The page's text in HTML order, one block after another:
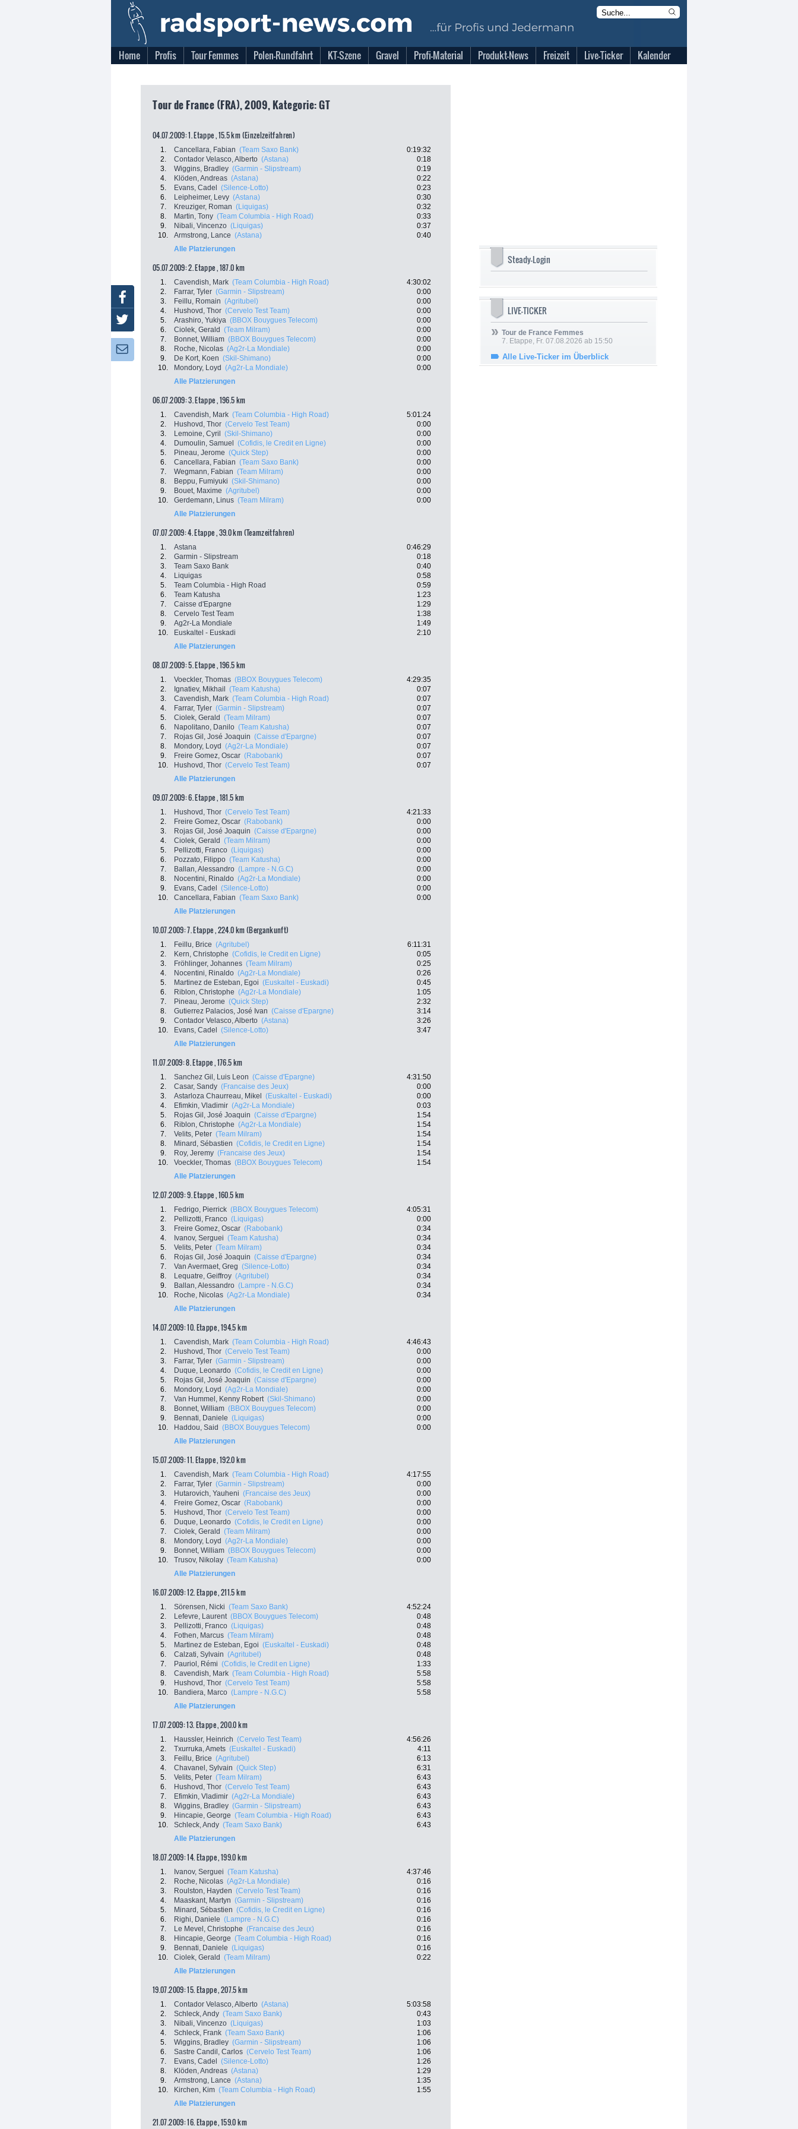
Home Profis Tour Femmes Polen-Rundfahrt KT-Szene Gravel Profi-Material Produkt-News Freizeit Live-Ticker Kalender
Tour de France (FRA), 2009, Kategorie: GT
04.07.2009: 1. Etappe , 15.5 km (Einzelzeitfahren)
1. Cancellara, Fabian (Team Saxo Bank)
0:19:32
2.
Contador Velasco, Alberto (Astana)
0:18
3.
Wiggins, Bradley (Garmin - Slipstream)
0:19
4.
Klöden, Andreas (Astana)
0:22
5.
Evans, Cadel (Silence-Lotto)
0:23
6.
Leipheimer, Levy (Astana)
0:30
7.
Kreuziger, Roman (Liquigas)
0:32
8.
Martin, Tony (Team Columbia - High Road)
0:33
9.
Nibali, Vincenzo (Liquigas)
0:37
10.
Armstrong, Lance (Astana)
0:40
Alle Platzierungen
05.07.2009: 2. Etappe , 187.0 km
1. Cavendish, Mark (Team Columbia - High Road)
4:30:02
2.
Farrar, Tyler (Garmin - Slipstream)
0:00
3.
Feillu, Romain (Agritubel)
0:00
4.
Hushovd, Thor (Cervelo Test Team)
0:00
5.
Arashiro, Yukiya (BBOX Bouygues Telecom)
0:00
6.
Ciolek, Gerald (Team Milram)
0:00
7.
Bonnet, William (BBOX Bouygues Telecom)
0:00
8.
Roche, Nicolas (Ag2r-La Mondiale)
0:00
9.
De Kort, Koen (Skil-Shimano)
0:00
10.
Mondory, Loyd (Ag2r-La Mondiale)
0:00
Alle Platzierungen
06.07.2009: 3. Etappe , 196.5 km
1. Cavendish, Mark (Team Columbia - High Road)
5:01:24
2.
Hushovd, Thor (Cervelo Test Team)
0:00
3.
Lemoine, Cyril (Skil-Shimano)
0:00
4.
Dumoulin, Samuel (Cofidis, le Credit en Ligne)
0:00
5.
Pineau, Jerome (Quick Step)
0:00
6.
Cancellara, Fabian (Team Saxo Bank)
0:00
7.
Wegmann, Fabian (Team Milram)
0:00
8.
Beppu, Fumiyuki (Skil-Shimano)
0:00
9.
Bouet, Maxime (Agritubel)
0:00
10.
Gerdemann, Linus (Team Milram)
0:00
Alle Platzierungen
07.07.2009: 4. Etappe , 39.0 km (Teamzeitfahren)
1. Astana
0:46:29
2.
Garmin - Slipstream
0:18
3.
Team Saxo Bank
0:40
4.
Liquigas
0:58
5.
Team Columbia - High Road
0:59
6.
Team Katusha
1:23
7.
Caisse d'Epargne
1:29
8.
Cervelo Test Team
1:38
9.
Ag2r-La Mondiale
1:49
10.
Euskaltel - Euskadi
2:10
Alle Platzierungen
08.07.2009: 5. Etappe , 196.5 km
1. Voeckler, Thomas (BBOX Bouygues Telecom)
4:29:35
2.
Ignatiev, Mikhail (Team Katusha)
0:07
3.
Cavendish, Mark (Team Columbia - High Road)
0:07
4.
Farrar, Tyler (Garmin - Slipstream)
0:07
5.
Ciolek, Gerald (Team Milram)
0:07
6.
Napolitano, Danilo (Team Katusha)
0:07
7.
Rojas Gil, José Joaquin (Caisse d'Epargne)
0:07
8.
Mondory, Loyd (Ag2r-La Mondiale)
0:07
9.
Freire Gomez, Oscar (Rabobank)
0:07
10.
Hushovd, Thor (Cervelo Test Team)
0:07
Alle Platzierungen
09.07.2009: 6. Etappe , 181.5 km
1. Hushovd, Thor (Cervelo Test Team)
4:21:33
2.
Freire Gomez, Oscar (Rabobank)
0:00
3.
Rojas Gil, José Joaquin (Caisse d'Epargne)
0:00
4.
Ciolek, Gerald (Team Milram)
0:00
5.
Pellizotti, Franco (Liquigas)
0:00
6.
Pozzato, Filippo (Team Katusha)
0:00
7.
Ballan, Alessandro (Lampre - N.G.C)
0:00
8.
Nocentini, Rinaldo (Ag2r-La Mondiale)
0:00
9.
Evans, Cadel (Silence-Lotto)
0:00
10.
Cancellara, Fabian (Team Saxo Bank)
0:00
Alle Platzierungen
10.07.2009: 7. Etappe , 224.0 km (Bergankunft)
1. Feillu, Brice (Agritubel)
6:11:31
2.
Kern, Christophe (Cofidis, le Credit en Ligne)
0:05
3.
Fröhlinger, Johannes (Team Milram)
0:25
4.
Nocentini, Rinaldo (Ag2r-La Mondiale)
0:26
5.
Martinez de Esteban, Egoi (Euskaltel - Euskadi)
0:45
6.
Riblon, Christophe (Ag2r-La Mondiale)
1:05
7.
Pineau, Jerome (Quick Step)
2:32
8.
Gutierrez Palacios, José Ivan (Caisse d'Epargne)
3:14
9.
Contador Velasco, Alberto (Astana)
3:26
10.
Evans, Cadel (Silence-Lotto)
3:47
Alle Platzierungen
11.07.2009: 8. Etappe , 176.5 km
1. Sanchez Gil, Luis Leon (Caisse d'Epargne)
4:31:50
2.
Casar, Sandy (Francaise des Jeux)
0:00
3.
Astarloza Chaurreau, Mikel (Euskaltel - Euskadi)
0:00
4.
Efimkin, Vladimir (Ag2r-La Mondiale)
0:03
5.
Rojas Gil, José Joaquin (Caisse d'Epargne)
1:54
6.
Riblon, Christophe (Ag2r-La Mondiale)
1:54
7.
Velits, Peter (Team Milram)
1:54
8.
Minard, Sébastien (Cofidis, le Credit en Ligne)
1:54
9.
Roy, Jeremy (Francaise des Jeux)
1:54
10.
Voeckler, Thomas (BBOX Bouygues Telecom)
1:54
Alle Platzierungen
12.07.2009: 9. Etappe , 160.5 km
1. Fedrigo, Pierrick (BBOX Bouygues Telecom)
4:05:31
2.
Pellizotti, Franco (Liquigas)
0:00
3.
Freire Gomez, Oscar (Rabobank)
0:34
4.
Ivanov, Serguei (Team Katusha)
0:34
5.
Velits, Peter (Team Milram)
0:34
6.
Rojas Gil, José Joaquin (Caisse d'Epargne)
0:34
7.
Van Avermaet, Greg (Silence-Lotto)
0:34
8.
Lequatre, Geiffroy (Agritubel)
0:34
9.
Ballan, Alessandro (Lampre - N.G.C)
0:34
10.
Roche, Nicolas (Ag2r-La Mondiale)
0:34
Alle Platzierungen
14.07.2009: 10. Etappe , 194.5 km
1. Cavendish, Mark (Team Columbia - High Road)
4:46:43
2.
Hushovd, Thor (Cervelo Test Team)
0:00
3.
Farrar, Tyler (Garmin - Slipstream)
0:00
4.
Duque, Leonardo (Cofidis, le Credit en Ligne)
0:00
5.
Rojas Gil, José Joaquin (Caisse d'Epargne)
0:00
6.
Mondory, Loyd (Ag2r-La Mondiale)
0:00
7.
Van Hummel, Kenny Robert (Skil-Shimano)
0:00
8.
Bonnet, William (BBOX Bouygues Telecom)
0:00
9.
Bennati, Daniele (Liquigas)
0:00
10.
Haddou, Said (BBOX Bouygues Telecom)
0:00
Alle Platzierungen
15.07.2009: 11. Etappe , 192.0 km
1. Cavendish, Mark (Team Columbia - High Road)
4:17:55
2.
Farrar, Tyler (Garmin - Slipstream)
0:00
3.
Hutarovich, Yauheni (Francaise des Jeux)
0:00
4.
Freire Gomez, Oscar (Rabobank)
0:00
5.
Hushovd, Thor (Cervelo Test Team)
0:00
6.
Duque, Leonardo (Cofidis, le Credit en Ligne)
0:00
7.
Ciolek, Gerald (Team Milram)
0:00
8.
Mondory, Loyd (Ag2r-La Mondiale)
0:00
9.
Bonnet, William (BBOX Bouygues Telecom)
0:00
10.
Trusov, Nikolay (Team Katusha)
0:00
Alle Platzierungen
16.07.2009: 12. Etappe , 211.5 km
1. Sörensen, Nicki (Team Saxo Bank)
4:52:24
2.
Lefevre, Laurent (BBOX Bouygues Telecom)
0:48
3.
Pellizotti, Franco (Liquigas)
0:48
4.
Fothen, Marcus (Team Milram)
0:48
5.
Martinez de Esteban, Egoi (Euskaltel - Euskadi)
0:48
6.
Calzati, Sylvain (Agritubel)
0:48
7.
Pauriol, Rémi (Cofidis, le Credit en Ligne)
1:33
8.
Cavendish, Mark (Team Columbia - High Road)
5:58
9.
Hushovd, Thor (Cervelo Test Team)
5:58
10.
Bandiera, Marco (Lampre - N.G.C)
5:58
Alle Platzierungen
17.07.2009: 13. Etappe , 200.0 km
1. Haussler, Heinrich (Cervelo Test Team)
4:56:26
2.
Txurruka, Amets (Euskaltel - Euskadi)
4:11
3.
Feillu, Brice (Agritubel)
6:13
4.
Chavanel, Sylvain (Quick Step)
6:31
5.
Velits, Peter (Team Milram)
6:43
6.
Hushovd, Thor (Cervelo Test Team)
6:43
7.
Efimkin, Vladimir (Ag2r-La Mondiale)
6:43
8.
Wiggins, Bradley (Garmin - Slipstream)
6:43
9.
Hincapie, George (Team Columbia - High Road)
6:43
10.
Schleck, Andy (Team Saxo Bank)
6:43
Alle Platzierungen
18.07.2009: 14. Etappe , 199.0 km
1. Ivanov, Serguei (Team Katusha)
4:37:46
2.
Roche, Nicolas (Ag2r-La Mondiale)
0:16
3.
Roulston, Hayden (Cervelo Test Team)
0:16
4.
Maaskant, Martyn (Garmin - Slipstream)
0:16
5.
Minard, Sébastien (Cofidis, le Credit en Ligne)
0:16
6.
Righi, Daniele (Lampre - N.G.C)
0:16
7.
Le Mevel, Christophe (Francaise des Jeux)
0:16
8.
Hincapie, George (Team Columbia - High Road)
0:16
9.
Bennati, Daniele (Liquigas)
0:16
10.
Ciolek, Gerald (Team Milram)
0:22
Alle Platzierungen
19.07.2009: 15. Etappe , 207.5 km
1. Contador Velasco, Alberto (Astana)
5:03:58
2.
Schleck, Andy (Team Saxo Bank)
0:43
3.
Nibali, Vincenzo (Liquigas)
1:03
4.
Schleck, Frank (Team Saxo Bank)
1:06
5.
Wiggins, Bradley (Garmin - Slipstream)
1:06
6.
Sastre Candil, Carlos (Cervelo Test Team)
1:06
7.
Evans, Cadel (Silence-Lotto)
1:26
8.
Klöden, Andreas (Astana)
1:29
9.
Armstrong, Lance (Astana)
1:35
10.
Kirchen, Kim (Team Columbia - High Road)
1:55
Alle Platzierungen
21.07.2009: 16. Etappe , 159.0 km
Steady-Login
LIVE-TICKER
Tour de France Femmes
7. Etappe, Fr. 07.08.2026 ab 15:50
Alle Live-Ticker im Überblick
Facebook
Twitter
Newsletter: